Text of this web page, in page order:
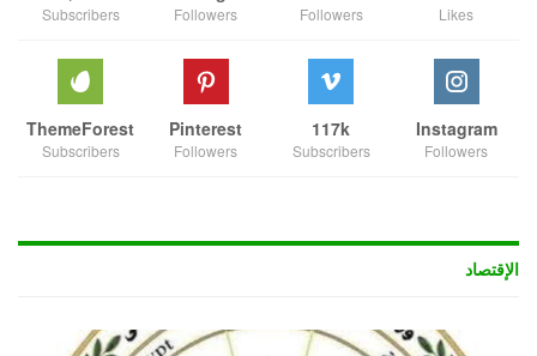
Likes
Followers
Followers
Subscribers
Instagram
Followers
117k
Subscribers
Pinterest
Followers
ThemeForest
Subscribers
الإقتصاد